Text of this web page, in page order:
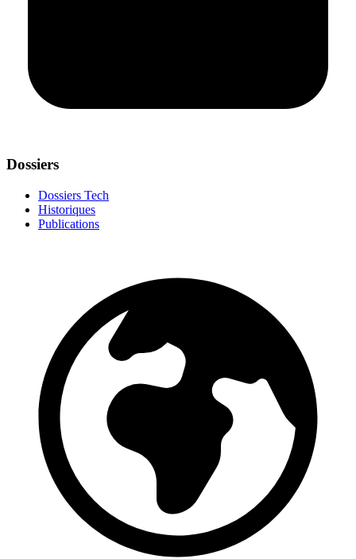
Dossiers
Dossiers Tech
Historiques
Publications